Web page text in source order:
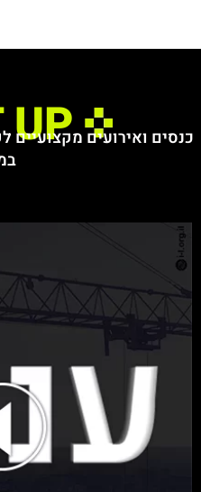
UP
כנסים ואירועים מקצועיים